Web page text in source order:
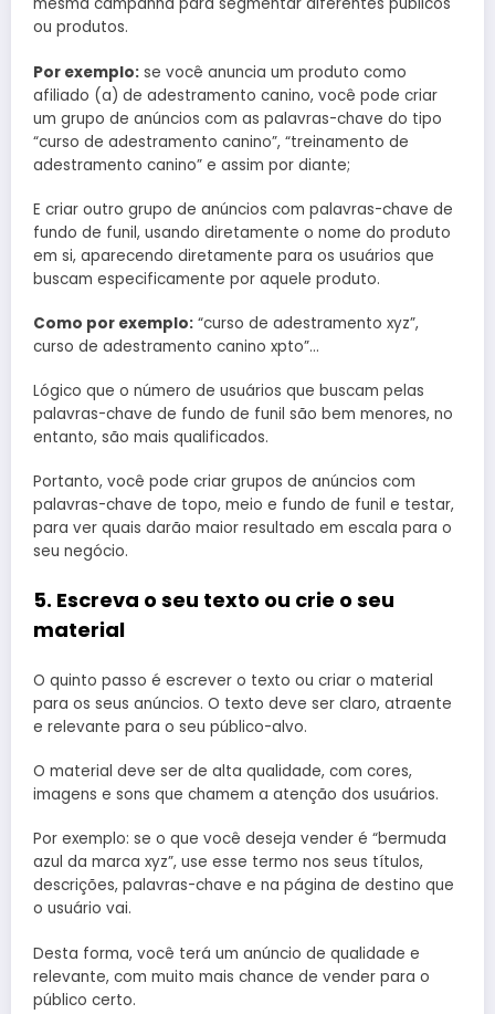
mesma campanha para segmentar diferentes públicos
ou produtos.
Por exemplo: se você anuncia um produto como
afiliado (a) de adestramento canino, você pode criar
um grupo de anúncios com as palavras-chave do tipo
“curso de adestramento canino”, “treinamento de
adestramento canino” e assim por diante;
E criar outro grupo de anúncios com palavras-chave de
fundo de funil, usando diretamente o nome do produto
em si, aparecendo diretamente para os usuários que
buscam especificamente por aquele produto.
Como por exemplo: “curso de adestramento xyz”,
curso de adestramento canino xpto”…
Lógico que o número de usuários que buscam pelas
palavras-chave de fundo de funil são bem menores, no
entanto, são mais qualificados.
Portanto, você pode criar grupos de anúncios com
palavras-chave de topo, meio e fundo de funil e testar,
para ver quais darão maior resultado em escala para o
seu negócio.
5. Escreva o seu texto ou crie o seu
material
O quinto passo é escrever o texto ou criar o material
para os seus anúncios. O texto deve ser claro, atraente
e relevante para o seu público-alvo.
O material deve ser de alta qualidade, com cores,
imagens e sons que chamem a atenção dos usuários.
Por exemplo: se o que você deseja vender é “bermuda
azul da marca xyz”, use esse termo nos seus títulos,
descrições, palavras-chave e na página de destino que
o usuário vai.
Desta forma, você terá um anúncio de qualidade e
relevante, com muito mais chance de vender para o
público certo.